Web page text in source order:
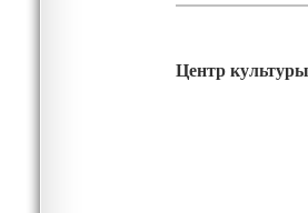
Центр